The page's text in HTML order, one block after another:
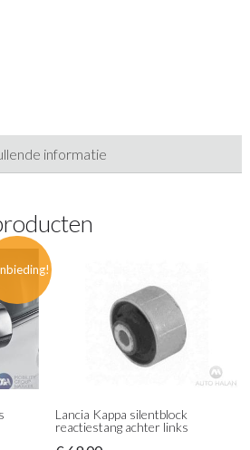
informatie
Lancia Kappa silentblock
reactiestang achter links